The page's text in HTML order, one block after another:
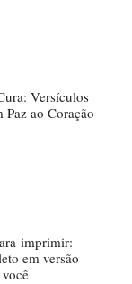
Versículos
Paz ao Coração
imprimir:
em versão